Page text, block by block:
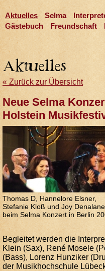
Aktuelles Selma
Gästebuch
Freundschaft
« Zurück zur Übersicht
Neue Selma
Holstein
Thomas D, Hannelore Elsner,
Stefanie Kloß und Joy Denalane
beim Selma Konzert in Berlin
Begleitet werden die
Klein (Sax), René Mosele
(Bass), Lorenz Hunziker
der Musikhochschule